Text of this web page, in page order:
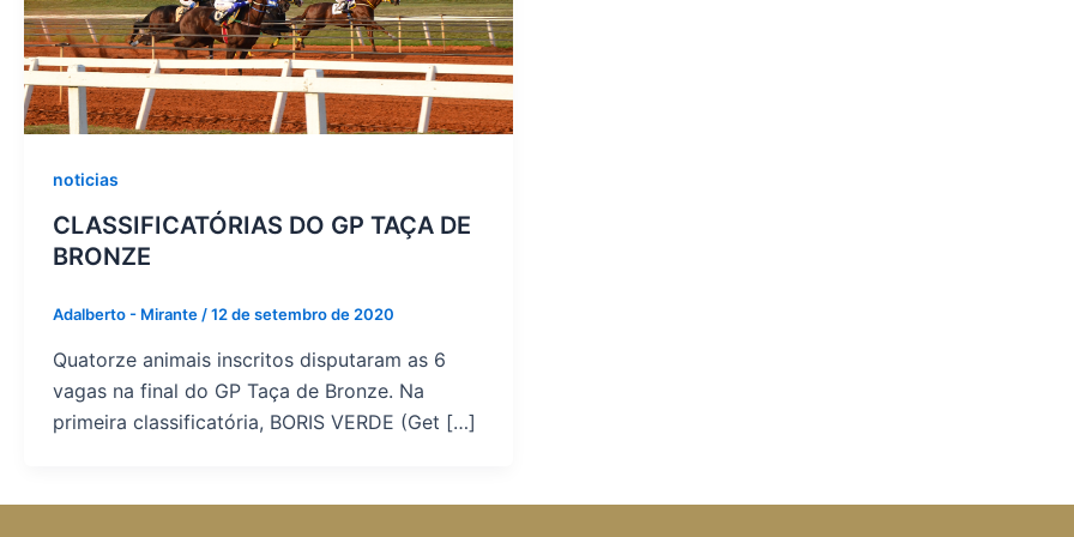
noticias
CLASSIFICATÓRIAS DO GP TAÇA DE
BRONZE
Adalberto - Mirante /12 de setembro de 2020
Quatorze animais inscritos disputaram as 6
vagas na final do GP Taça de Bronze. Na
primeira classificatória, BORIS VERDE (Get […]